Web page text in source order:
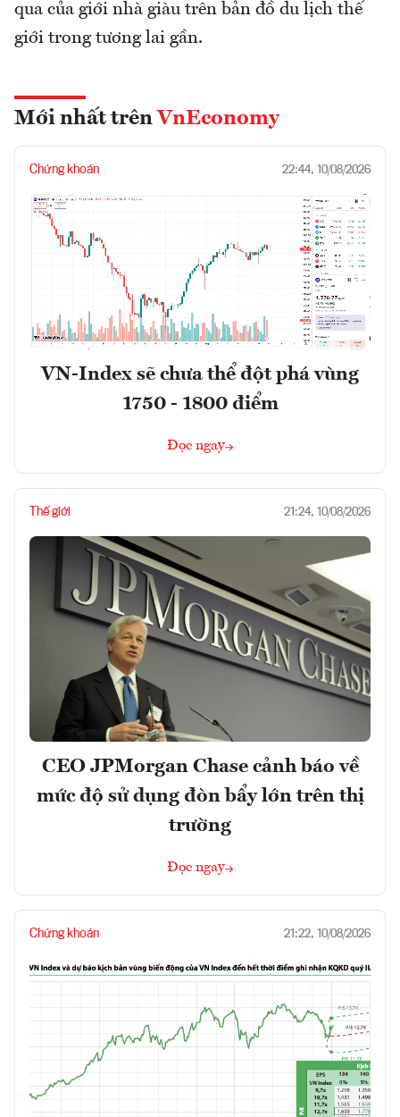
qua của giới nhà giàu trên bản đồ du lịch thế
giới trong tương lai gần.
Mới nhất trên VnEconomy
Chứng khoán 22:44, 10/08/2026
VN-Index sẽ chưa thể đột phá vùng
1750 - 1800 điểm
Đọc ngay
Thế giới 21:24, 10/08/2026
CEO JPMorgan Chase cảnh báo về
mức độ sử dụng đòn bẩy lớn trên thị
trường
Đọc ngay
Chứng khoán 21:22, 10/08/2026